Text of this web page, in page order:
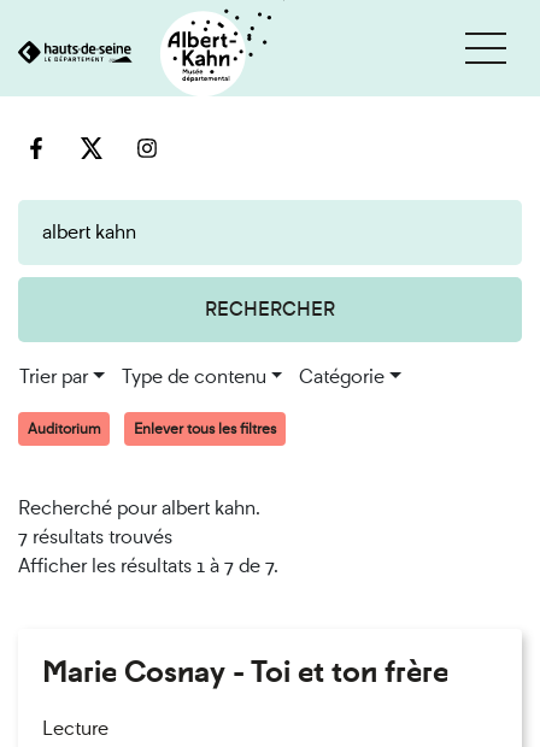
au
RECHERCHER
Trier par Type de contenu Catégorie
Auditorium Enlever tous les filtres
Recherché pour albert kahn.
7 résultats trouvés
Afficher les résultats 1 à 7 de 7.
Marie Cosnay - Toi et ton frère
Lecture
Cookies et traceurs utilisés sur ce site